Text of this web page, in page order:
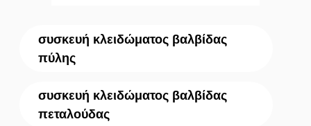
συσκευή κλειδώματος βαλβίδας
πύλης
συσκευή κλειδώματος βαλβίδας
πεταλούδας